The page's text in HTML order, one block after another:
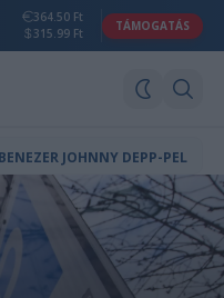
364.50 Ft
315.99 Ft
TÁMOGATÁS
JOHNNY DEPP-PEL